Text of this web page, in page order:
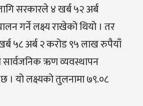
सरकारले ४ खर्ब ५२ अर्ब
गर्ने लक्ष्य राखेको थियो । तर
५८ अर्ब २ करोड ९५ लाख रुपैयाँ
सार्वजनिक ऋण व्यवस्थापन
। यो लक्ष्यको तुलनामा ७९.०८